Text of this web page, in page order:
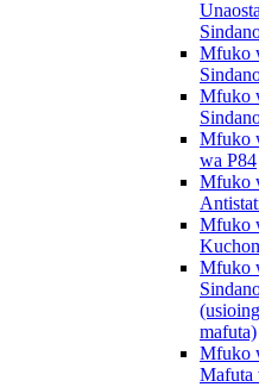
Mfuko
Mfuko
Mfuko
wa P84
Mfuko
Mfuko
Mfuko
mafuta)
Mfuko
Mafuta